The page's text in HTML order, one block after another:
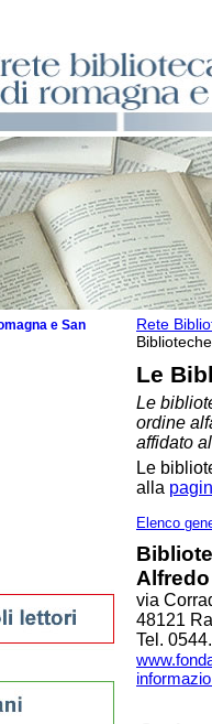
Rete
Biblioteche
Le
Le
ordine
affidato
Le
alla
Elenco
via
48121
Tel.
e San